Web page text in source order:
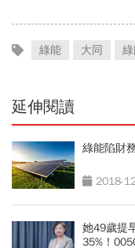
綠能 大同
延伸閱讀
綠能陷財
2018-
她49歲提
35%！